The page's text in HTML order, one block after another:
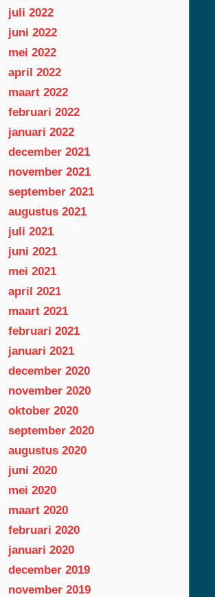
juli 2022
juni 2022
mei 2022
april 2022
maart 2022
februari 2022
januari 2022
december 2021
november 2021
september 2021
augustus 2021
juli 2021
juni 2021
mei 2021
april 2021
maart 2021
februari 2021
januari 2021
december 2020
november 2020
oktober 2020
september 2020
augustus 2020
juni 2020
mei 2020
maart 2020
februari 2020
januari 2020
december 2019
november 2019